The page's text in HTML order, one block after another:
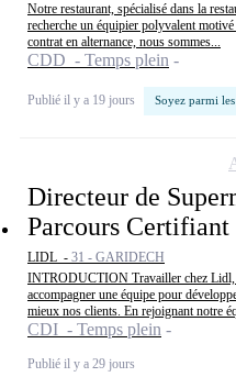
Notre restaurant, spécialisé dans la
recherche un équipier polyvalent
contrat en alternance, nous sommes...
CDD - Temps plein
Publié il y a 19 jours Soyez parmi
Directeur de
Parcours
LIDL - 31 - GARIDECH
INTRODUCTION Travailler chez Lidl,
accompagner une équipe pour
mieux nos clients. En rejoignant notre
CDI - Temps plein
Publié il y a 29 jours